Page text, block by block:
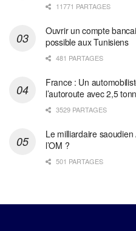
11771 PARTAGES
Ouvrir un compte
possible aux Tunisiens
481 PARTAGES
France : Un
l’autoroute avec 2,5
3529 PARTAGES
Le milliardaire
l’OM ?
501 PARTAGES